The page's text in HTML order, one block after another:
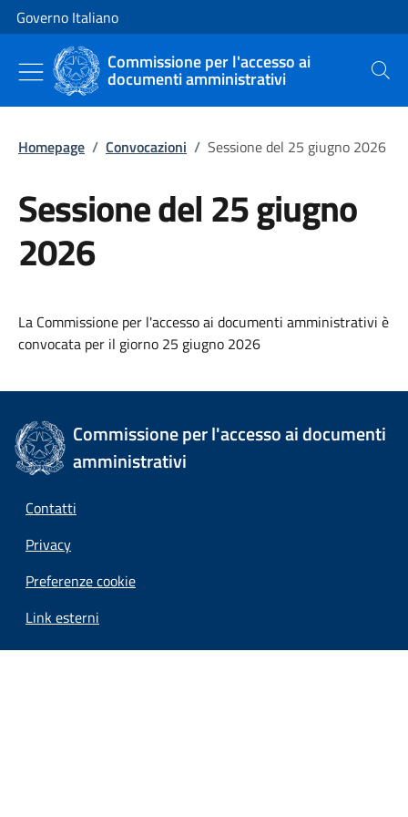
Vai al contenuto
Vai alla navigazione del sito
Governo Italiano
Commissione per l'accesso ai
documenti amministrativi Cerca
Homepage / Convocazioni / Sessione del 25 giugno 2026
Sessione del 25 giugno
2026
La Commissione per l'accesso ai documenti amministrativi è
convocata per il giorno 25 giugno 2026
Commissione per l'accesso ai documenti
amministrativi
Contatti
Privacy
Preferenze cookie
Link esterni